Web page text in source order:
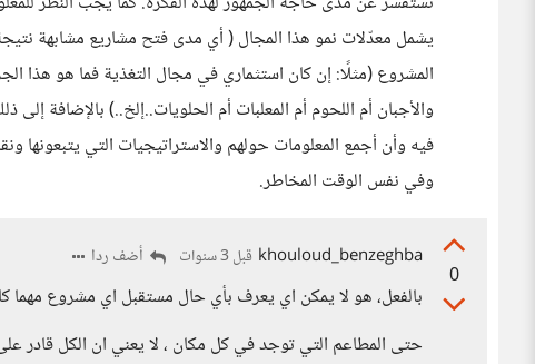
يشمل معدّلات نمو هذا المجال ( أي مدى فتح مشاريع مشابهة
المشروع (مثلًا: إن كان استثماري في مجال التغذية فما هو هذا
والأجبان أم اللحوم أم المعلبات أم الحلويات..إلخ..) بالإضافة
فيه وأن أجمع المعلومات حولهم والاستراتيجيات التي
وفي نفس الوقت المخاطر.
0
khouloud_benzeghba قبل 3 سنوات أضف ردا
بالفعل، هو لا يمكن اي يعرف بأي حال مستقبل اي مشروع
حتى المطاعم التي توجد في كل مكان ، لا يعني ان الكل قادر